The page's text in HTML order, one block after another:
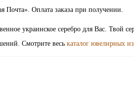
Почта». Оплата заказа при получении.
украинское серебро для Вас. Твой
Смотрите весь каталог ювелирных